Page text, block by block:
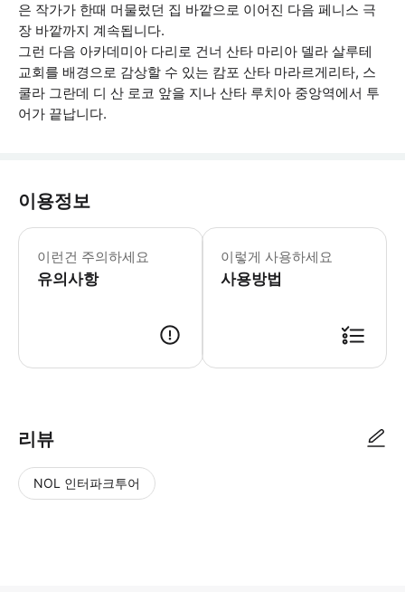
은 작가가 한때 머물렀던 집 바깥으로 이어진 다음 페니스 극
장 바깥까지 계속됩니다.
그런 다음 아카데미아 다리로 건너 산타 마리아 델라 살루테
교회를 배경으로 감상할 수 있는 캄포 산타 마라르게리타, 스
쿨라 그란데 디 산 로코 앞을 지나 산타 루치아 중앙역에서 투
어가 끝납니다.
이용정보
이런건 주의하세요
유의사항
작동하는 휴대폰을 통해 인터넷에 연
이렇게 사용하세요
사용방법
리뷰
NOL 인터파크투어